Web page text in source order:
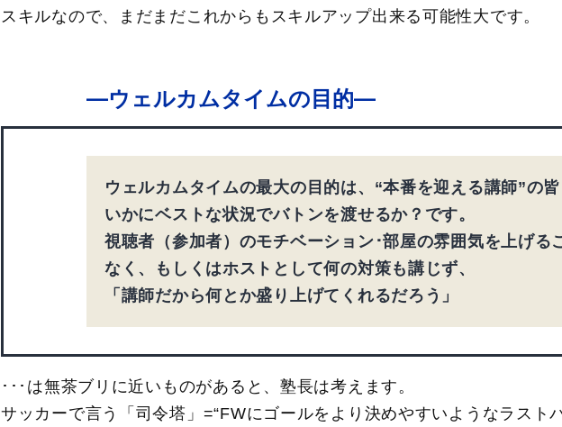
スキルなので、まだまだこれからもスキルアップ出来る可能性大です。
―ウェルカムタイムの目的―
ウェルカムタイムの最大の目的は、“本番を迎える講師”の
いかにベストな状況でバトンを渡せるか？です。
視聴者（参加者）のモチベーション･部屋の雰囲気を上げる
なく、もしくはホストとして何の対策も講じず、
「講師だから何とか盛り上げてくれるだろう」
･･･は無茶ブリに近いものがあると、塾長は考えます。
サッカーで言う「司令塔」=“FWにゴールをより決めやすいようなラスト